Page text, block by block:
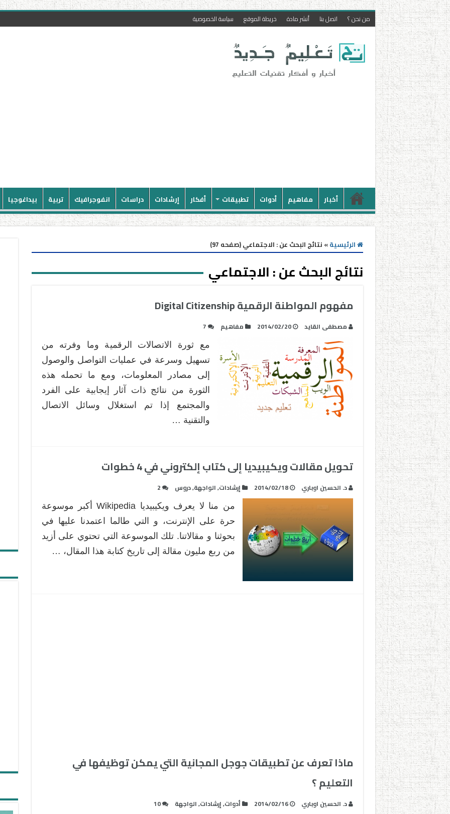
من نحن ؟ اتصل بنا أنشر مادة خريطة الموقع سياسة الخصوصية
أخبار مفاهيم أدوات تطبيقات أفكار إرشادات دراسات انفوجرافيك تربية بيداغوجيا
الرئيسية» نتائج البحث عن : الاجتماعي (صفحه 97)
نتائج البحث عن :الاجتماعي
مفهوم المواطنة الرقمية Digital Citizenship
مصطفى القايد 2014/02/20 مفاهيم 7
مع ثورة الاتصالات الرقمية وما وفرته من
تسهيل وسرعة في عمليات التواصل والوصول
إلى مصادر المعلومات، ومع ما تحمله هذه
الثورة من نتائج ذات آثار إيجابية على الفرد
والمجتمع إذا تم استغلال وسائل الاتصال
والتقنية …
تحويل مقالات ويكيبيديا إلى كتاب إلكتروني في 4 خطوات
د. الحسين اوباري 2014/02/18 إرشادات,الواجهة,دروس 2
من منا لا يعرف ويكيبيديا Wikipedia أكبر موسوعة
حرة على الإنترنت، و التي طالما اعتمدنا عليها في
بحوثنا و مقالاتنا. تلك الموسوعة التي تحتوي على أزيد
من ربع مليون مقالة إلى تاريخ كتابة هذا المقال، …
ماذا تعرف عن تطبيقات جوجل المجانية التي يمكن توظيفها في
التعليم ؟
د. الحسين اوباري 2014/02/16 أدوات,إرشادات,الواجهة 10